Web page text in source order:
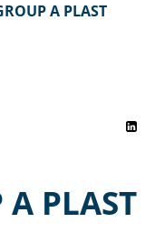
A PLAST
PLAST